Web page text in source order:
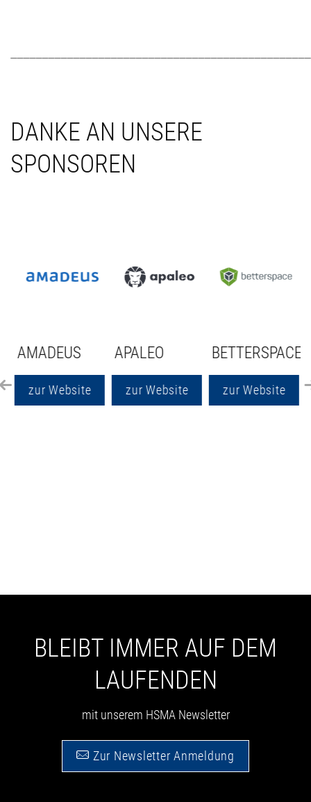
DANKE AN UNSERE
SPONSOREN
AMADEUS
zur Website
APALEO
zur Website
BETTERSPACE
zur Website
BLEIBT IMMER AUF DEM
LAUFENDEN
mit unserem HSMA Newsletter
Zur Newsletter Anmeldung